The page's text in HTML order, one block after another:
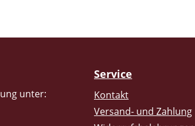
unter:
Service
Kontakt
Versand- und Zahlung